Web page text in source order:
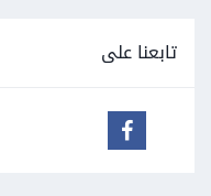
تابعنا على